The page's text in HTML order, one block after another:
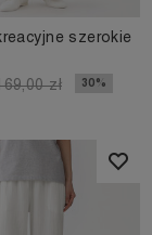
szerokie
zł 30%